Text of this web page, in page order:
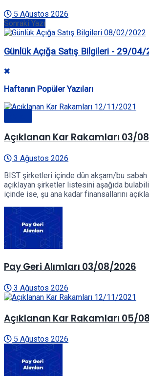
5 Ağustos 2026
Sonraki Yazı
Günlük Açığa Satış Bilgileri - 29/
Haftanın Popüler Yazıları
Açıklanan Kar Rakamları 03/
3 Ağustos 2026
BIST şirketleri içinde dün akşam/bu sabah
açıklayan şirketler listesini aşağıda
içinde ise, şu ana kadar finansallarını
Pay Geri Alımları 03/08/2026
3 Ağustos 2026
Açıklanan Kar Rakamları 05/
5 Ağustos 2026